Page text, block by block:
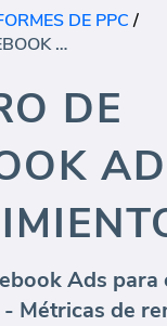
DE PPC/
TABLERO DE FACEBOOK ADS PPC - RENDIMIENTO
DE
Ads para
Métricas de